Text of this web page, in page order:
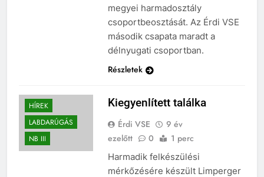
megyei harmadosztály
csoportbeosztását. Az Érdi VSE
második csapata maradt a
délnyugati csoportban.
Részletek
HÍREK
LABDARÚGÁS
NB III
Kiegyenlített találka
Érdi VSE
9 év
ezelőtt
0 1 perc
Harmadik felkészülési
mérkőzésére készült Limperger